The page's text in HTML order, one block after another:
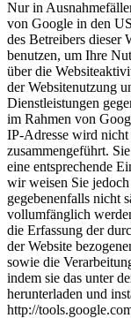
Nur in
von Google in den
des Betreibers dieser
benutzen, um Ihre
über die
der Websitenutzung
Dienstleistungen
im Rahmen von
IP-Adresse wird
zusammengeführt.
eine entsprechende
wir weisen Sie
gegebenenfalls nicht
vollumfänglich
die Erfassung der
der Website
sowie die
indem sie das unter
herunterladen und
http://